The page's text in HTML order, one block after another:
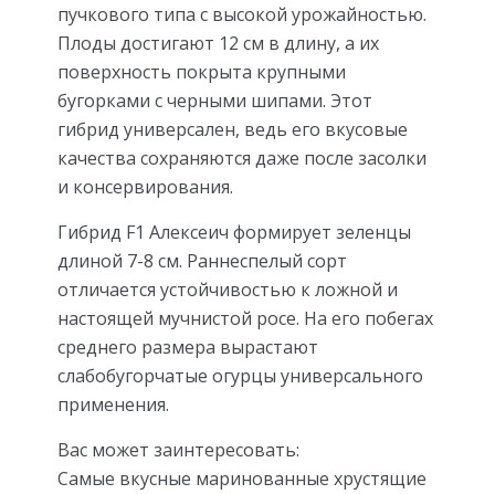
пучкового типа с высокой урожайностью.
Плоды достигают 12 см в длину, а их
поверхность покрыта крупными
бугорками с черными шипами. Этот
гибрид универсален, ведь его вкусовые
качества сохраняются даже после засолки
и консервирования.
Гибрид F1 Алексеич формирует зеленцы
длиной 7-8 см. Раннеспелый сорт
отличается устойчивостью к ложной и
настоящей мучнистой росе. На его побегах
среднего размера вырастают
слабобугорчатые огурцы универсального
применения.
Вас может заинтересовать:
Самые вкусные маринованные хрустящие